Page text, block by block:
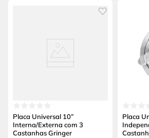
Placa Universal 10”
Interna/Externa com 3
Castanhas Gringer
Placa